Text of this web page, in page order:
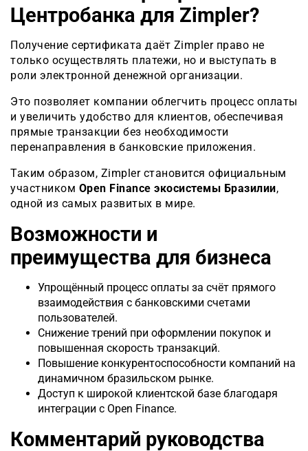
Центробанка для Zimpler?
Получение сертификата даёт Zimpler право не
только осуществлять платежи, но и выступать в
роли электронной денежной организации.
Это позволяет компании облегчить процесс оплаты
и увеличить удобство для клиентов, обеспечивая
прямые транзакции без необходимости
перенаправления в банковские приложения.
Таким образом, Zimpler становится официальным
участником Open Finance экосистемы Бразилии,
одной из самых развитых в мире.
Возможности и
преимущества для бизнеса
Упрощённый процесс оплаты за счёт прямого
взаимодействия с банковскими счетами
пользователей.
Снижение трений при оформлении покупок и
повышенная скорость транзакций.
Повышение конкурентоспособности компаний на
динамичном бразильском рынке.
Доступ к широкой клиентской базе благодаря
интеграции с Open Finance.
Комментарий руководства